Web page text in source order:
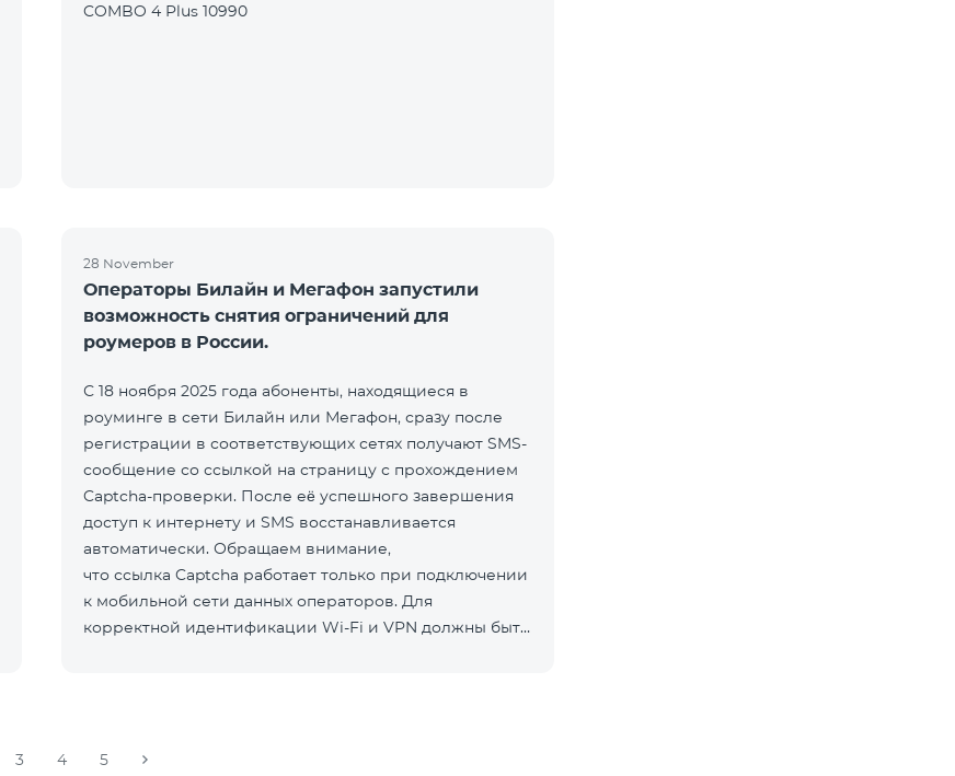
COMBO 4 Plus 10990
28 November
Операторы Билайн и Мегафон запустили
возможность снятия ограничений для
роумеров в России.
С 18 ноября 2025 года абоненты, находящиеся в
роуминге в сети Билайн или Мегафон, сразу после
регистрации в соответствующих сетях получают SMS-
сообщение со ссылкой на страницу с прохождением
Captcha-проверки. После её успешного завершения
доступ к интернету и SMS восстанавливается
автоматически. Обращаем внимание,
что ссылка Captcha работает только при подключении
к мобильной сети данных операторов. Для
корректной идентификации Wi-Fi и VPN должны быть
3 4 5